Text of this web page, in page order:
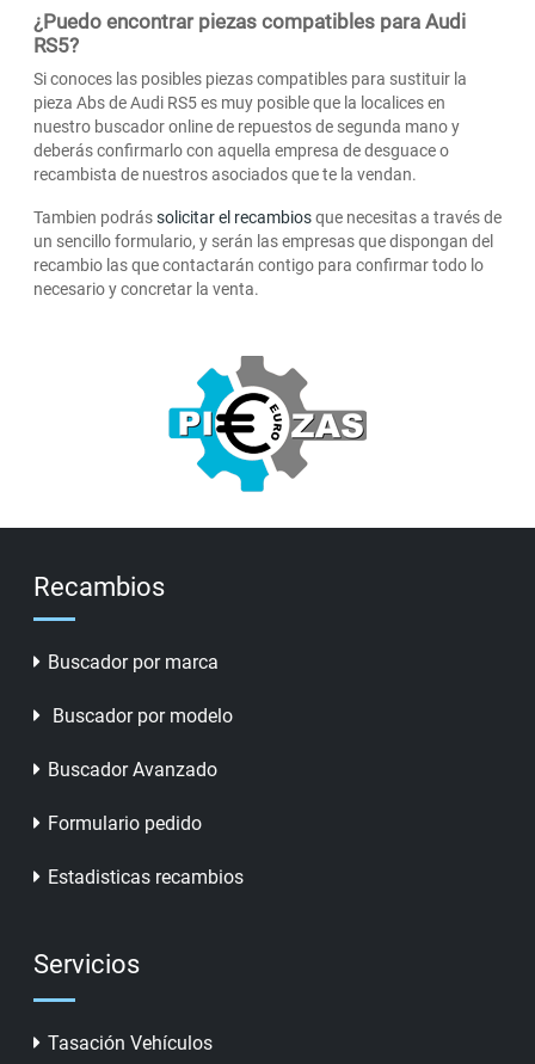
¿Puedo encontrar piezas compatibles para Audi
RS5?
Si conoces las posibles piezas compatibles para sustituir la
pieza Abs de Audi RS5 es muy posible que la localices en
nuestro buscador online de repuestos de segunda mano y
deberás confirmarlo con aquella empresa de desguace o
recambista de nuestros asociados que te la vendan.
Tambien podrássolicitar el recambiosque necesitas a través de
un sencillo formulario, y serán las empresas que dispongan del
recambio las que contactarán contigo para confirmar todo lo
necesario y concretar la venta.
Recambios
Buscador por marca
Buscador por modelo
Buscador Avanzado
Formulario pedido
Estadisticas recambios
Servicios
Tasación Vehículos